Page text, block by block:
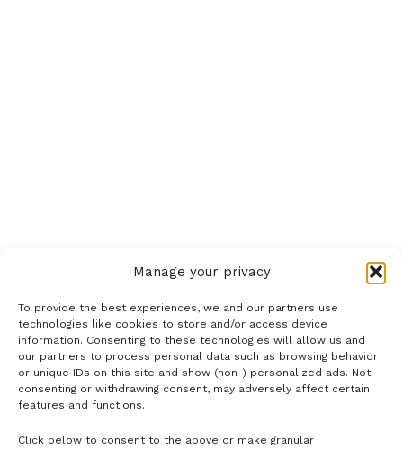
Manage your privacy
To provide the best experiences, we and our partners use
technologies like cookies to store and/or access device
information. Consenting to these technologies will allow us and
our partners to process personal data such as browsing behavior
or unique IDs on this site and show (non-) personalized ads. Not
consenting or withdrawing consent, may adversely affect certain
features and functions.
Click below to consent to the above or make granular
- H I R D E T É S -